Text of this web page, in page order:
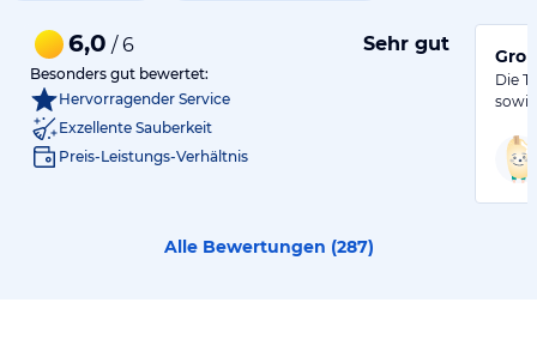
6,0 / 6 Sehr gut
Besonders gut bewertet:
Hervorragender Service
Exzellente Sauberkeit
Preis-Leistungs-Verhältnis
Die
Alle Bewertungen (287)